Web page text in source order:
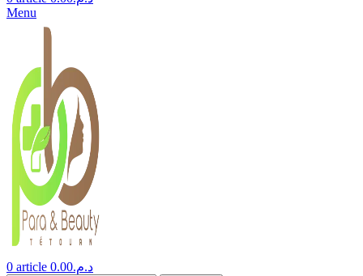
Menu
0 article د.م.0.00